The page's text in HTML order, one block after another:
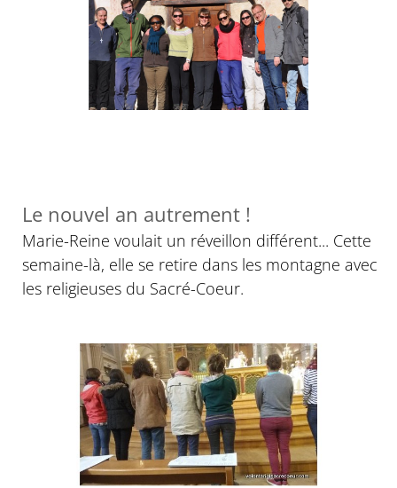
Le nouvel an autrement !
Marie-Reine voulait un réveillon différent... Cette
semaine-là, elle se retire dans les montagne avec
les religieuses du Sacré-Coeur.